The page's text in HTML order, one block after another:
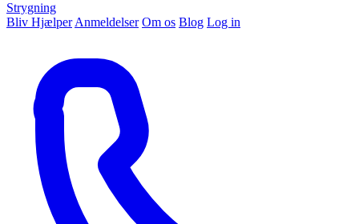
Strygning
Bliv Hjælper Anmeldelser Om os Blog Log in